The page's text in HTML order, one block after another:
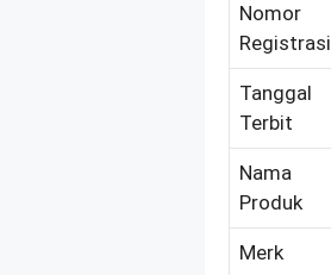
Nomor
Registrasi
Tanggal
Terbit
Nama
Produk
Merk